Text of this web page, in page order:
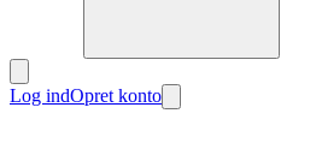
Log indOpret konto